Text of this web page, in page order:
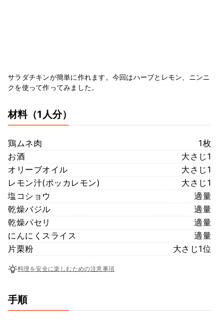
サラダチキンが簡単に作れます。今回はハーブとレモン、ニンニ
クを使って作ってみました。
材料（1人分）
鶏ムネ肉
1枚
お酒
大さじ1
オリーブオイル
大さじ1
レモン汁(ポッカレモン)
大さじ1
塩コショウ
適量
乾燥バジル
適量
乾燥パセリ
適量
にんにくスライス
適量
片栗粉
大さじ1位
料理を安全に楽しむための注意事項
手順